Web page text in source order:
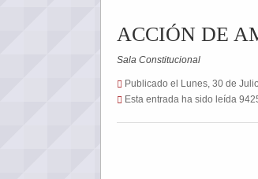
ACCIÓN DE
Sala Constitucional
Publicado el Lunes, 30 de
Esta entrada ha sido leída